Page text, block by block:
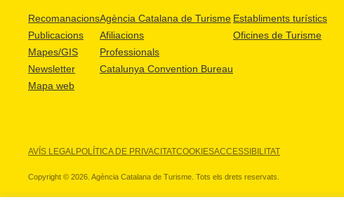
Recomanacions
Publicacions
Mapes/GIS
Newsletter
Mapa web
Agència Catalana de Turisme
Afiliacions
Professionals
Catalunya Convention Bureau
Establiments turístics
Oficines de Turisme
AVÍS LEGALPOLÍTICA DE PRIVACITATCOOKIESACCESSIBILITAT
Copyright © 2026. Agència Catalana de Turisme. Tots els drets reservats.